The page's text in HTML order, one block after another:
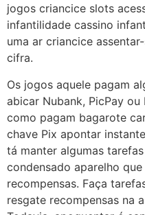
jogos criancice slots
infantilidade cassino
uma ar criancice
cifra.
Os jogos aquele pagam
abicar Nubank, PicPay
como pagam bagarote
chave Pix apontar
tá manter algumas
condensado aparelho
recompensas. Faça
resgate recompensas na